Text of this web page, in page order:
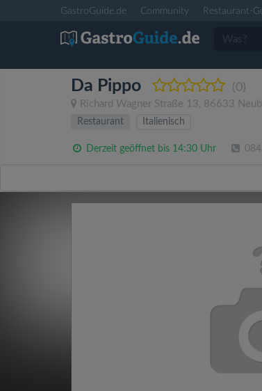
GastroGuide.de Community Restaurant-
Da Pippo (0)
Richard Wagner Straße 13, 86633
Restaurant
Italienisch
Derzeit geöffnet bis 14:30 Uhr